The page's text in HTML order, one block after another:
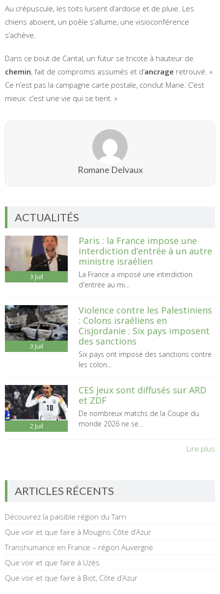
Au crépuscule, les toits luisent d’ardoise et de pluie. Les
chiens aboient, un poêle s’allume, une visioconférence
s’achève.
Dans ce bout de Cantal, un futur se tricote à hauteur de
chemin, fait de compromis assumés et d’ancrage retrouvé. «
Ce n’est pas la campagne carte postale, conclut Marie. C’est
mieux: c’est une vie qui se tient. »
Romane Delvaux
ACTUALITÉS
3 Juil
Paris : la France impose une
interdiction d’entrée à un autre
ministre israélien
La France a imposé une interdiction
d'entrée au mi...
3 Juil
Violence contre les Palestiniens
: Colons israéliens en
Cisjordanie : Six pays imposent
des sanctions
Six pays ont imposé des sanctions contre
les colon...
2 Juil
CES jeux sont diffusés sur ARD
et ZDF
De nombreux matchs de la Coupe du
monde 2026 ne se...
Lire plus
ARTICLES RÉCENTS
Découvrez la paisible région du Tarn
Que voir et que faire à Mougins Côte d’Azur
Transhumance en France – région Auvergne
Que voir et que faire à Uzès
Que voir et que faire à Biot, Côte d’Azur